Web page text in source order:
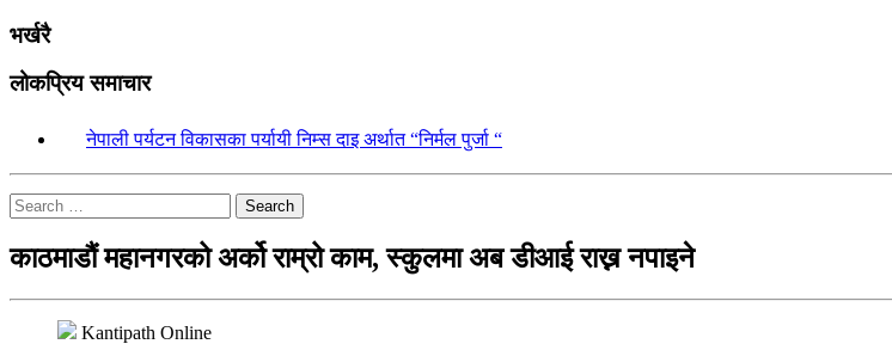
भर्खरै
लोकप्रिय समाचार
नेपाली पर्यटन विकासका पर्यायी निम्स दाइ अर्थात “निर्मल पुर्जा “
Search
काठमाडौं महानगरको अर्को राम्रो काम, स्कुलमा अब डीआई राख्न नपाइने
Kantipath Online